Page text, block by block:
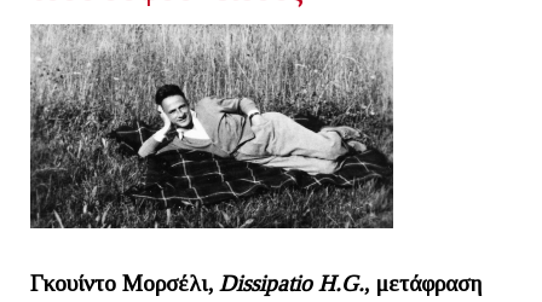
Γκουίντο Μορσέλι, Dissipatio H.G., μετάφραση